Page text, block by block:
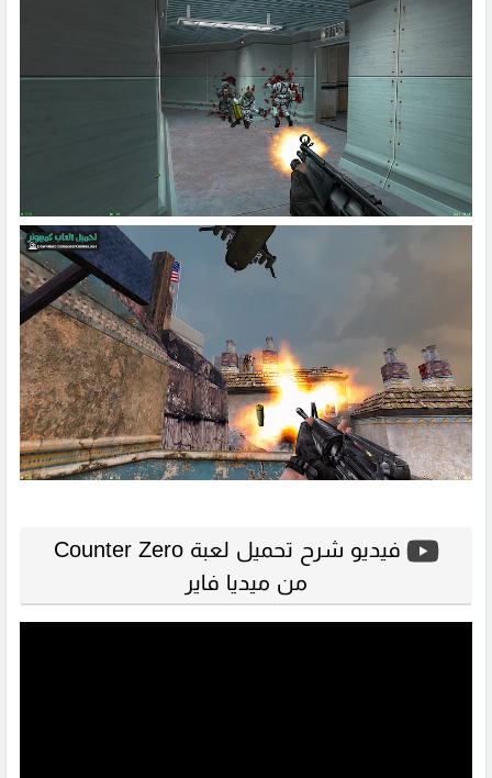
فيديو شرح تحميل لعبة Counter Zero
من ميديا فاير